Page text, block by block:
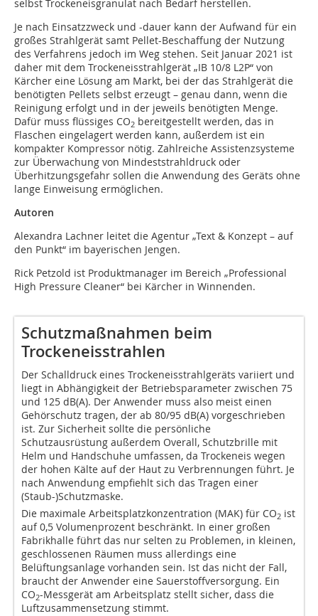
selbst Trockeneisgranulat nach Bedarf herstellen.
Je nach Einsatzzweck und -dauer kann der Aufwand für ein
großes Strahlgerät samt Pellet-Beschaffung der Nutzung
des Verfahrens jedoch im Weg stehen. Seit Januar 2021 ist
daher mit dem Trockeneisstrahlgerät „IB 10/8 L2P“ von
Kärcher eine Lösung am Markt, bei der das Strahlgerät die
benötigten Pellets selbst erzeugt – genau dann, wenn die
Reinigung erfolgt und in der jeweils ­benötigten Menge.
Dafür muss flüssiges CO2 bereitgestellt werden, das in
Flaschen eingelagert werden kann, außerdem ist ein
kompakter Kompressor nötig. Zahlreiche Assistenzsysteme
zur Überwachung von Mindeststrahldruck oder
Überhitzungsgefahr sollen die Anwendung des Geräts ohne
lange Einweisung ermöglichen.
Autoren
Alexandra Lachner leitet die Agentur „Text & Konzept – auf
den Punkt“ im bayerischen Jengen.
Rick Petzold ist Produktmanager im Bereich „Professional
High Pressure Cleaner“ bei Kärcher in Winnenden.
Schutzmaßnahmen beim
Trockeneisstrahlen
Der Schalldruck eines Trockeneisstrahlgeräts variiert und
liegt in Abhängigkeit der Betriebsparameter zwischen 75
und 125 dB(A). Der Anwender muss also meist einen
Gehörschutz tragen, der ab 80/95 dB(A) vorgeschrieben
ist. Zur Sicherheit sollte die persönliche
Schutzausrüstung außerdem Overall, Schutzbrille mit
Helm und Handschuhe umfassen, da Trockeneis wegen
der hohen Kälte auf der Haut zu Verbrennungen führt. Je
nach Anwendung empfiehlt sich das Tragen einer
(Staub-)Schutzmaske.
Die maximale Arbeitsplatzkonzentration (MAK) für CO2 ist
auf 0,5 Volumenprozent beschränkt. In einer großen
Fabrikhalle führt das nur selten zu Problemen, in kleinen,
geschlossenen Räumen muss allerdings eine
Belüftungsanlage vorhanden sein. Ist das nicht der Fall,
braucht der Anwender eine Sauerstoffversorgung. Ein
CO2-Messgerät am Arbeitsplatz stellt sicher, dass die
Luftzusammensetzung stimmt.